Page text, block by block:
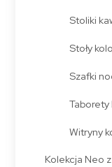
Stoliki
Stoły
Szafki
Witryny
Kolekcja Neo